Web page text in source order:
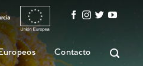
Contacto